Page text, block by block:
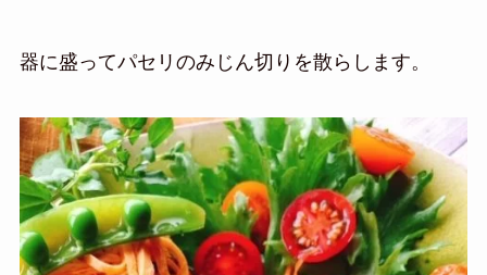
器に盛ってパセリのみじん切りを散らします。